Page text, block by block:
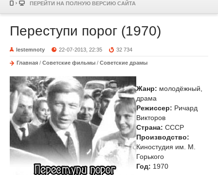
ПЕРЕЙТИ НА ПОЛНУЮ ВЕРСИЮ САЙТА
Переступи порог (1970)
lestemnoty 22-07-2013, 22:35 32 734
Главная / Советские фильмы / Советские драмы
Жанр: молодёжный,
драма
Режиссер: Ричард
Викторов
Страна: СССР
Производство:
Киностудия им. М.
Горького
Год: 1970